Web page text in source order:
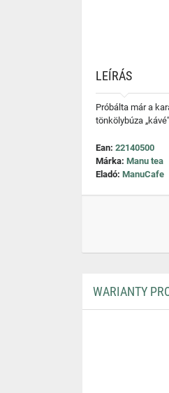
LEÍRÁS
Próbálta már a
tönkölybúza
Ean: 22140500
Márka: Manu tea
Eladó: ManuCafe
WARIANTY